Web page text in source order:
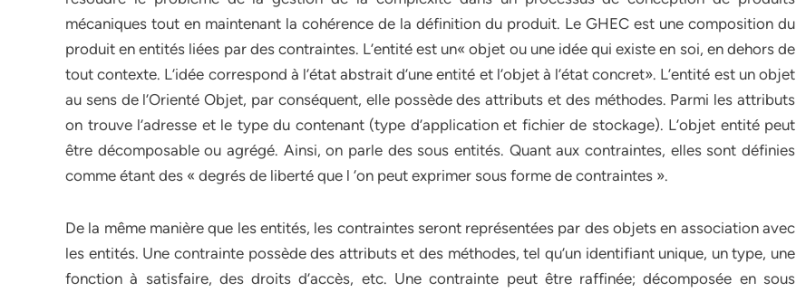
mécaniques tout en maintenant la cohérence de la définition du produit. Le GHEC est une composition du
produit en entités liées par des contraintes. L’entité est un« objet ou une idée qui existe en soi, en dehors de
tout contexte. L’idée correspond à l’état abstrait d’une entité et l’objet à l’état concret». L’entité est un objet
au sens de l’Orienté Objet, par conséquent, elle possède des attributs et des méthodes. Parmi les attributs
on trouve l’adresse et le type du contenant (type d’application et fichier de stockage). L’objet entité peut
être décomposable ou agrégé. Ainsi, on parle des sous entités. Quant aux contraintes, elles sont définies
comme étant des « degrés de liberté que l ‘on peut exprimer sous forme de contraintes ».
De la même manière que les entités, les contraintes seront représentées par des objets en association avec
les entités. Une contrainte possède des attributs et des méthodes, tel qu’un identifiant unique, un type, une
fonction à satisfaire, des droits d’accès, etc. Une contrainte peut être raffinée; décomposée en sous